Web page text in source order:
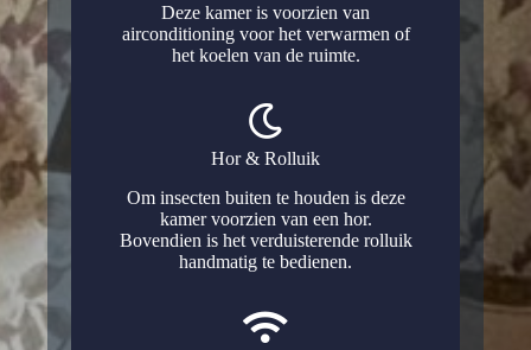
Deze kamer is voorzien van
airconditioning voor het verwarmen of
het koelen van de ruimte.
Hor & Rolluik
Om insecten buiten te houden is deze
kamer voorzien van een hor.
Bovendien is het verduisterende rolluik
handmatig te bedienen.